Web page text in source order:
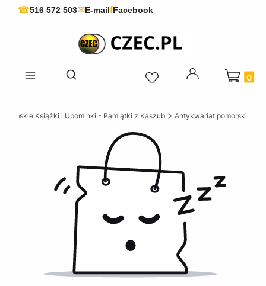
☎516 572 503✉E-mailfFacebook
Otwórz wyszukiwarkę
Produkty
Książki i Upominki - Pamiątki z Kaszub Antykwariat pomorski